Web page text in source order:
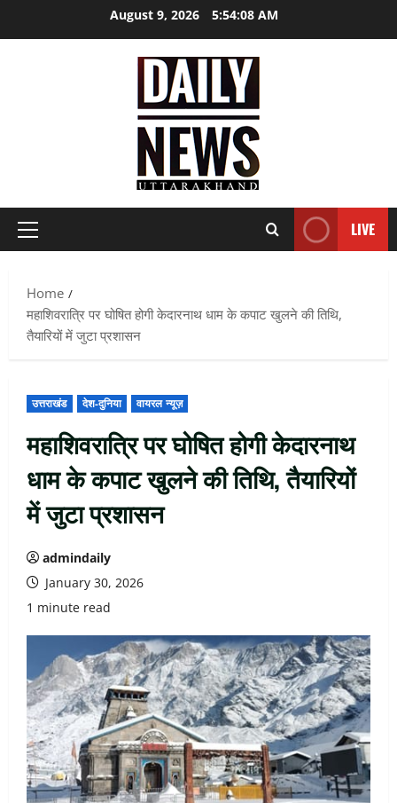
August 9, 2026 5:54:10 AM
Primary
LIVE
Home
महाशिवरात्रि पर घोषित होगी केदारनाथ धाम के कपाट खुलने की तिथि,
तैयारियों में जुटा प्रशासन
उत्तराखंड देश-दुनिया वायरल न्यूज़
महाशिवरात्रि पर घोषित होगी केदारनाथ
धाम के कपाट खुलने की तिथि, तैयारियों
में जुटा प्रशासन
admindaily
January 30, 2026
1 minute read